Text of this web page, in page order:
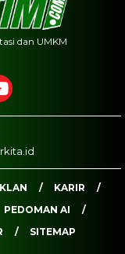
dan UMKM
KARIR
PEDOMAN AI
SITEMAP